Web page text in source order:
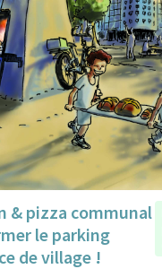
& pizza communal
le parking
de village !